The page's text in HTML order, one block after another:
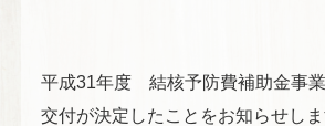
平成31年度 結核予防費補助金事
交付が決定したことをお知らせしま